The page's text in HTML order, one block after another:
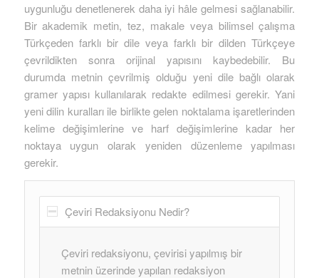
uygunluğu denetlenerek daha iyi hâle gelmesi sağlanabilir.
Bir akademik metin, tez, makale veya bilimsel çalışma
Türkçeden farklı bir dile veya farklı bir dilden Türkçeye
çevrildikten sonra orijinal yapısını kaybedebilir. Bu
durumda metnin çevrilmiş olduğu yeni dile bağlı olarak
gramer yapısı kullanılarak redakte edilmesi gerekir. Yani
yeni dilin kuralları ile birlikte gelen noktalama işaretlerinden
kelime değişimlerine ve harf değişimlerine kadar her
noktaya uygun olarak yeniden düzenleme yapılması
gerekir.
Çeviri Redaksiyonu Nedir?
Çeviri redaksiyonu, çevirisi yapılmış bir
metnin üzerinde yapılan redaksiyon